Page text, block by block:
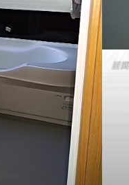
居間